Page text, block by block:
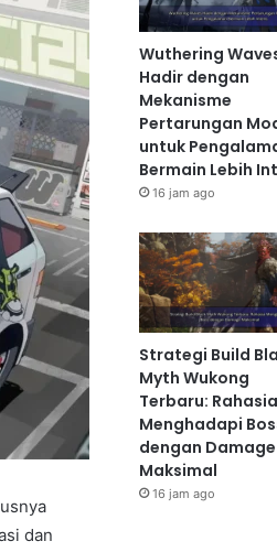
dan
Wuthering
Hadir dengan
Mekanisme
Pertarungan
untuk
Bermain Lebih
16 jam ago
Strategi Build
Myth Wukong
Terbaru: Rahasia
Menghadapi
dengan Damage
Maksimal
16 jam ago